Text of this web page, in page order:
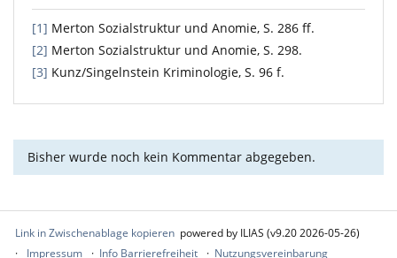
[1] Merton Sozialstruktur und Anomie, S. 286 ff.
[2] Merton Sozialstruktur und Anomie, S. 298.
[3] Kunz/Singelnstein Kriminologie, S. 96 f.
Bisher wurde noch kein Kommentar abgegeben.
Link in Zwischenablage kopieren powered by ILIAS (v9.20 2026-05-26)
Impressum
Info Barrierefreiheit Nutzungsvereinbarung